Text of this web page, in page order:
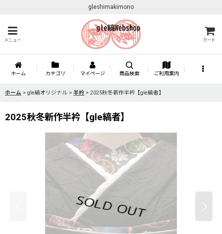
gleshimakimono
メニュー カート
ホーム カテゴリ マイページ 商品検索 ご利用案内
ホーム > gle縞オリジナル > 半衿 > 2025秋冬新作半衿【gle縞者】
2025秋冬新作半衿【gle縞者】